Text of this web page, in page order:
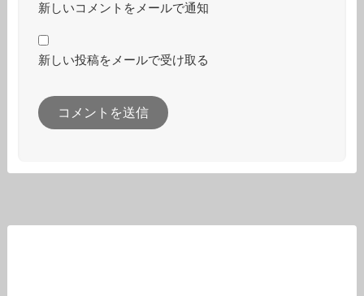
新しいコメントをメールで通知
新しい投稿をメールで受け取る